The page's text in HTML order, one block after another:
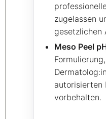
zugelassen
gesetzlichen
Meso Peel
autorisierten
vorbehalten.